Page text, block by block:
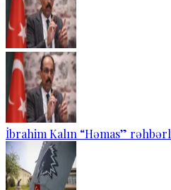
İbrahim Kalın “Həmas”